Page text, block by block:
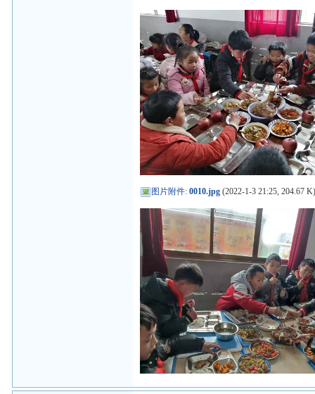
图片附件:0010.jpg (2022-1-3 21:25, 204.67